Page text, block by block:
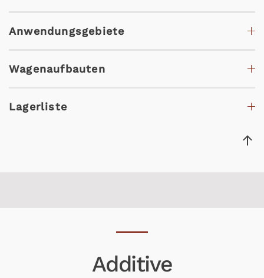
Anwendungsgebiete
Wagenaufbauten
Lagerliste
Additive